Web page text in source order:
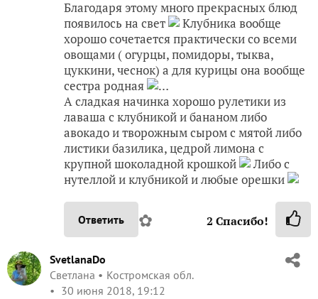
Благодаря этому много прекрасных блюд
появилось на свет
Клубника вообще
хорошо сочетается практически со всеми
овощами ( огурцы, помидоры, тыква,
цуккини, чеснок) а для курицы она вообще
сестра родная
…
А сладкая начинка хорошо рулетики из
лаваша с клубникой и бананом либо
авокадо и творожным сыром с мятой либо
листики базилика, цедрой лимона с
крупной шоколадной крошкой
Либо с
нутеллой и клубникой и любые орешки
Ответить ✿ 2 Спасибо!
SvetlanaDo
Светлана
Костромская обл.
30 июня 2018, 19:12